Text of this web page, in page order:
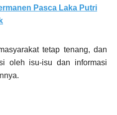
Pasca Laka Putri
tetap tenang, dan
oleh isu-isu dan informasi